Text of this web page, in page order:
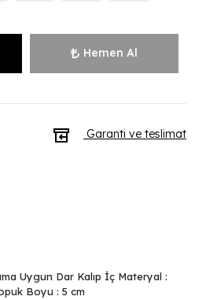
Hemen Al
Garanti ve teslimat
Uygun Dar Kalıp İç Materyal :
Boyu : 5 cm